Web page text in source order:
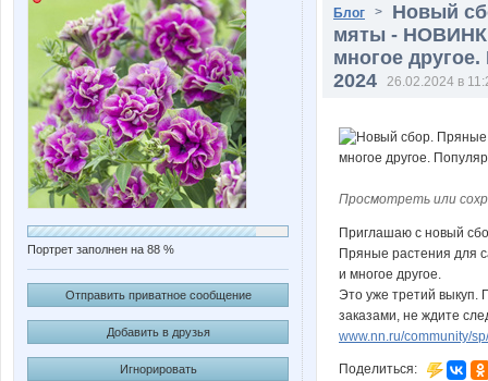
Портрет заполнен на 88 %
Отправить приватное сообщение
Добавить в друзья
Игнорировать
Блог > Новый
мяты -
многое
2024
26.02.2024 в
Просмотреть или
Приглашаю с новый
Пряные растения для
и многое другое.
Это уже третий выкуп.
заказами, не ждите
www.nn.ru/community/
Поделиться: